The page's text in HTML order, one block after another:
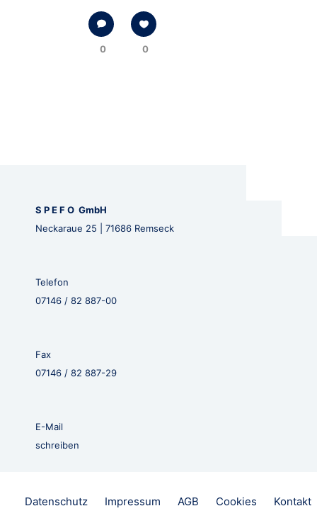
0 0
S P E F O GmbH
Neckaraue 25 | 71686 Remseck
Telefon
07146 / 82 887-00
Fax
07146 / 82 887-29
E-Mail
schreiben
Datenschutz Impressum AGB Cookies Kontakt